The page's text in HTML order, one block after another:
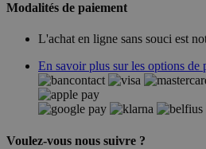
Modalités de paiement
L'achat en ligne sans souci est
En savoir plus sur les options de
Voulez-vous nous suivre ?